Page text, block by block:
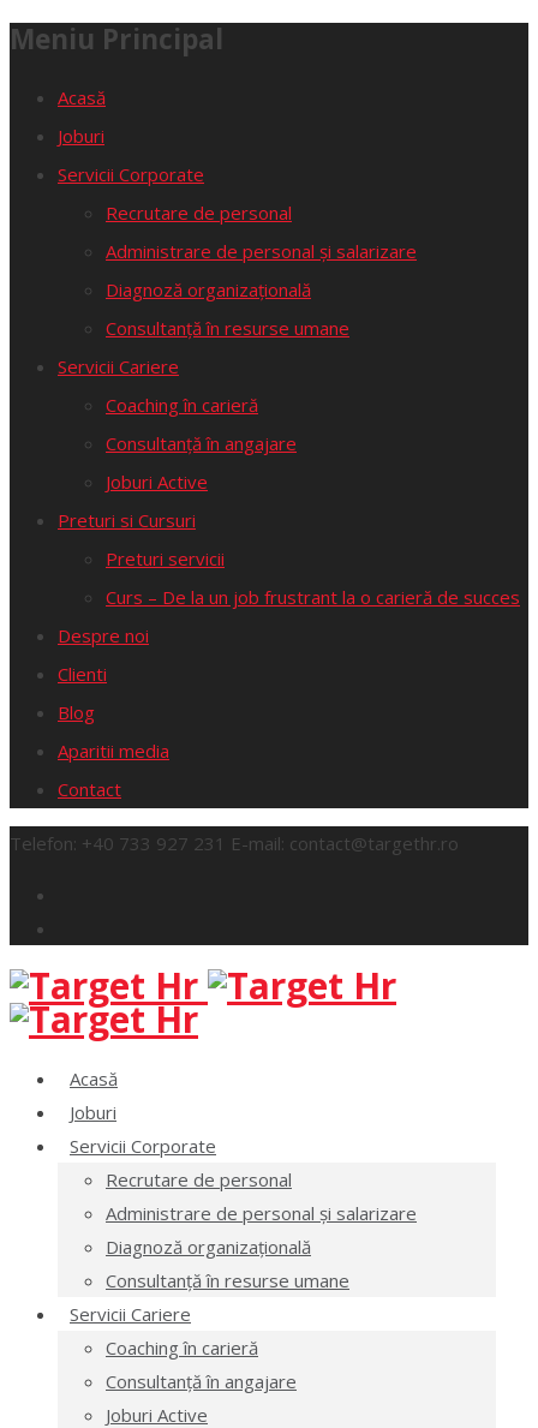
Meniu Principal
Acasă
Joburi
Servicii Corporate
Recrutare de personal
Administrare de personal și salarizare
Diagnoză organizațională
Consultanță în resurse umane
Servicii Cariere
Coaching în carieră
Consultanță în angajare
Joburi Active
Preturi si Cursuri
Preturi servicii
Curs – De la un job frustrant la o carieră de succes
Despre noi
Clienti
Blog
Aparitii media
Contact
Telefon: +40 733 927 231 E-mail: contact@targethr.ro
Acasă
Joburi
Servicii Corporate
Recrutare de personal
Administrare de personal și salarizare
Diagnoză organizațională
Consultanță în resurse umane
Servicii Cariere
Coaching în carieră
Consultanță în angajare
Joburi Active